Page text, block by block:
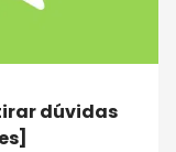
dúvidas